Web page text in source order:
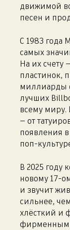
движимой
песен и
С 1983 года
самых
На их счету
пластинок,
миллиарды
лучших
всему миру.
— от
появления
поп-
В 2025 году
новому 17-
и звучит
сильнее,
хлёсткий и